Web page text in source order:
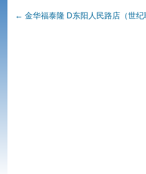
零售网点
Post navigation
← 金华福泰隆 D东阳人民路店（世纪